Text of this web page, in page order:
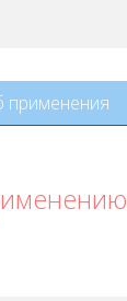
применения